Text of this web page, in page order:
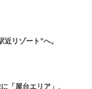
リゾート”へ。
「屋台エリア」、